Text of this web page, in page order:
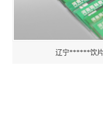
辽宁******饮